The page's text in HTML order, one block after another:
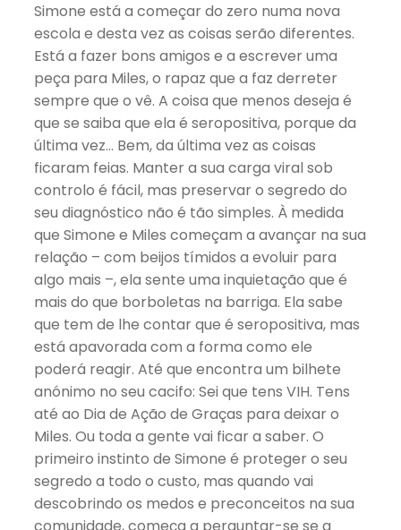
Simone está a começar do zero numa nova
escola e desta vez as coisas serão diferentes.
Está a fazer bons amigos e a escrever uma
peça para Miles, o rapaz que a faz derreter
sempre que o vê. A coisa que menos deseja é
que se saiba que ela é seropositiva, porque da
última vez… Bem, da última vez as coisas
ficaram feias. Manter a sua carga viral sob
controlo é fácil, mas preservar o segredo do
seu diagnóstico não é tão simples. À medida
que Simone e Miles começam a avançar na sua
relação – com beijos tímidos a evoluir para
algo mais –, ela sente uma inquietação que é
mais do que borboletas na barriga. Ela sabe
que tem de lhe contar que é seropositiva, mas
está apavorada com a forma como ele
poderá reagir. Até que encontra um bilhete
anónimo no seu cacifo: Sei que tens VIH. Tens
até ao Dia de Ação de Graças para deixar o
Miles. Ou toda a gente vai ficar a saber. O
primeiro instinto de Simone é proteger o seu
segredo a todo o custo, mas quando vai
descobrindo os medos e preconceitos na sua